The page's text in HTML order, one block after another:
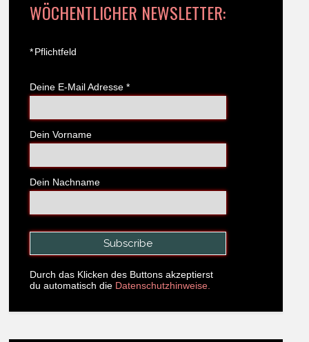
WÖCHENTLICHER NEWSLETTER:
*Pflichtfeld
Deine E-Mail Adresse *
Dein Vorname
Dein Nachname
Durch das Klicken des Buttons akzeptierst
du automatisch die Datenschutzhinweise.